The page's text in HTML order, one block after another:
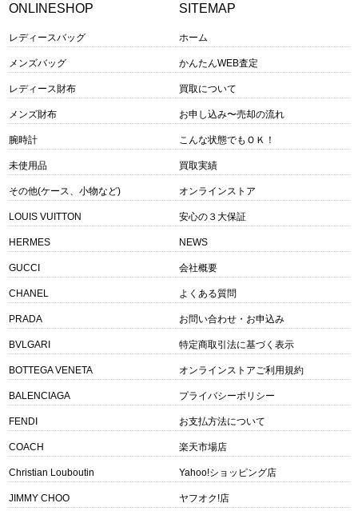
ONLINESHOP
レディースバッグ
メンズバッグ
レディース財布
メンズ財布
腕時計
未使用品
その他(ケース、小物など)
LOUIS VUITTON
HERMES
GUCCI
CHANEL
PRADA
BVLGARI
BOTTEGA VENETA
BALENCIAGA
FENDI
COACH
Christian Louboutin
JIMMY CHOO
SITEMAP
ホーム
かんたんWEB査定
買取について
お申し込み〜売却の流れ
こんな状態でもＯＫ！
買取実績
オンラインストア
安心の３大保証
NEWS
会社概要
よくある質問
お問い合わせ・お申込み
特定商取引法に基づく表示
オンラインストアご利用規約
プライバシーポリシー
お支払方法について
楽天市場店
Yahoo!ショッピング店
ヤフオク!店